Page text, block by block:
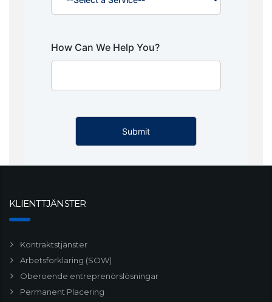
How Can We Help You?
KLIENTTJÄNSTER
Kontraktstjänster
Arbetsförklaring (SOW)
Oberoende entreprenörslösningar
Permanent Placering